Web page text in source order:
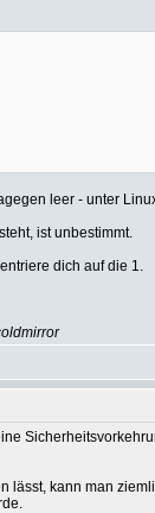
leer - unter
ist unbestimmt.
dich auf die 1.
kann man